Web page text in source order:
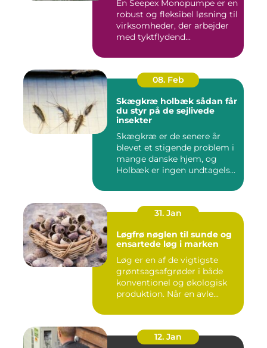
En Seepex Monopumpe er en
robust og fleksibel løsning til
virksomheder, der arbejder
med tyktflydend...
08. Feb
Skægkræ holbæk sådan får
du styr på de sejlivede
insekter
Skægkræ er de senere år
blevet et stigende problem i
mange danske hjem, og
Holbæk er ingen undtagels...
31. Jan
Løgfrø nøglen til sunde og
ensartede løg i marken
Løg er en af de vigtigste
grøntsagsafgrøder i både
konventionel og økologisk
produktion. Når en avle...
12. Jan